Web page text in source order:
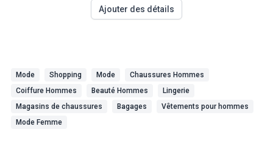
Ajouter des détails
Mode Shopping Mode
Chaussures Hommes
Coiffure Hommes
Beauté Hommes
Lingerie
Magasins de chaussures
Bagages
Vêtements pour hommes
Mode Femme